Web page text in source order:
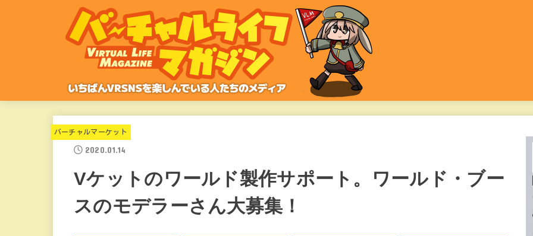
バーチャルマーケット
2020.01.14
Vケットのワールド製作サポート。ワールド・ブー
スのモデラーさん大募集！